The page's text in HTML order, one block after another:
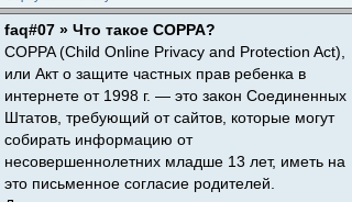
faq#07 » Что такое COPPA?
COPPA (Child Online Privacy and Protection Act),
или Акт о защите частных прав ребенка в
интернете от 1998 г. — это закон Соединенных
Штатов, требующий от сайтов, которые могут
собирать информацию от
несовершеннолетних младше 13 лет, иметь на
это письменное согласие родителей.